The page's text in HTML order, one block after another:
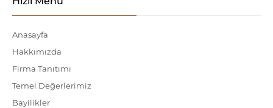
Anasayfa
Hakkımızda
Firma Tanıtımı
Temel Değerlerimiz
Bayilikler